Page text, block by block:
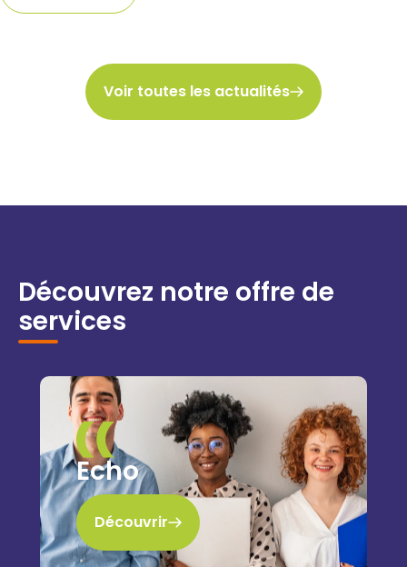
Voir toutes les actualités
Découvrez notre offre de
services
Echo
Découvrir